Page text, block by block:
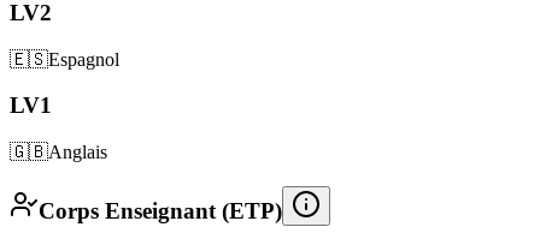
LV2
🇪🇸Espagnol
LV1
🇬🇧Anglais
Corps Enseignant (ETP)